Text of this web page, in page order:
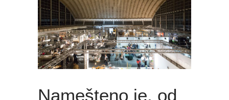
Namešteno je, od